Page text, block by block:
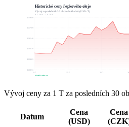
Historické ceny řepkového oleje
Vývoj za posledních 30 obchodních dnů (USD / T)
9. 7. 2026 – 7. 8. 2026
$520.81
$545.40
$557.69
9.7. 15.7. 21.7.
WebTrader.cz
Vývoj ceny za 1 T za posledních 30
Datum
Cena
(USD)
Cena